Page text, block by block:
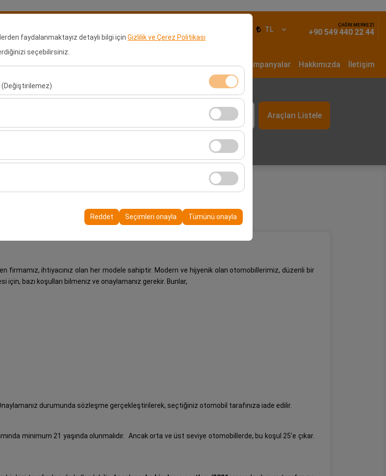
faydalanmaktayız detaylı bilgi için Gizlilik ve Çerez Politikası
seçebilirsiniz.
(Değiştirilemez)
güvenlik, oturum yönetimi ve temel işlevler için gereklidir. Devre dışı
sayısı, en çok ziyaret edilen sayfalar, kullanıcı davranışları) analiz
ölçmek ve kullanıcı deneyimini sürekli iyileştirmek için kullanılır.
reklamlar göstermemize ve reklam kampanyalarımızın
olanak tanır.
amacıyla kullanılır.
Reddet Seçimleri onayla Tümünü onayla
TL
ÇAĞRI MERKEZİ
+90 549 440 22 44
Noktaları Bayilik Başvurusu Araçlar Uzun Dönem Kiralama Kampanyalar Hakkımızda İletişim
Bırakış Tarih & Saat
09:00 Araçları Listele
firmamız, ihtiyacınız olan her modele sahiptir. Modern ve hijyenik olan otomobillerimiz, düzenli bir
için, bazı koşulları bilmeniz ve onaylamanız gerekir. Bunlar,
durumunda sözleşme gerçekleştirilerek, seçtiğiniz otomobil tarafınıza iade edilir.
minimum 21 yaşında olunmalıdır. Ancak orta ve üst seviye otomobillerde, bu koşul 25’e çıkar.